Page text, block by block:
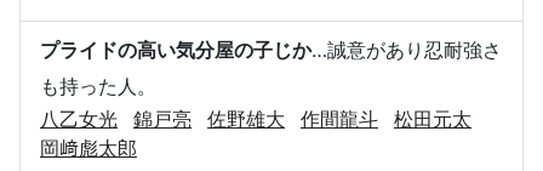
プライドの高い気分屋の子じか…誠意があり忍耐強さ
も持った人。
八乙女光
錦戸亮 佐野雄大 作間龍斗
松田元太
岡﨑彪太郎